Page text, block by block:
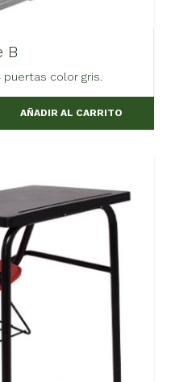
B
puertas color gris.
AÑADIR AL CARRITO